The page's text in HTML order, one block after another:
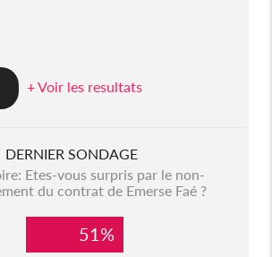
+ Voir les resultats
DERNIER SONDAGE
Etes-vous surpris par le non-
du contrat de Emerse Faé ?
51%